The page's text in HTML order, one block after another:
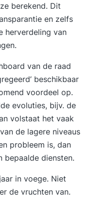
berekend. Dit
en zelfs
herverdeling van
van de raad
beschikbaar
voordeel op.
evoluties, bijv. de
volstaat het vaak
de lagere niveaus
probleem is, dan
diensten.
in voege. Niet
de vruchten van.